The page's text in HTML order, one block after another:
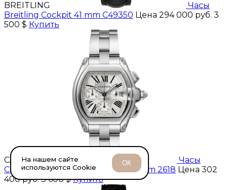
BREITLING
Часы
Breitling Cockpit 41 mm C49350 Цена 294 000 руб. 3
500 $ Купить
CARTIER
Часы
Cartier Roadster Chronograph 41 mm 2618 Цена 302
400 руб. 3 600 $ Купить
На нашем сайте
используются Cookie
ОК